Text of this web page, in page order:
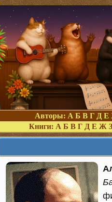
Авторы: А Б В Г Д Е
Книги: А Б В Г Д Е Ж З